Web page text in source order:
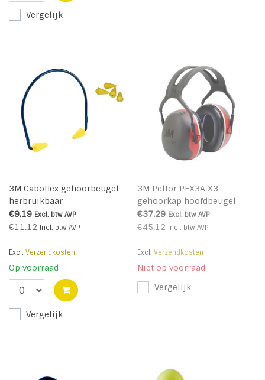
Vergelijk
3M Caboflex gehoorbeugel
herbruikbaar
€9,19 Excl. btw AVP
€11,12 Incl. btw AVP
Excl. Verzendkosten
Op voorraad
Vergelijk
3M Peltor PEX3A X3
gehoorkap hoofdbeugel
€37,29 Excl. btw AVP
€45,12 Incl. btw AVP
Excl. Verzendkosten
Niet op voorraad
Vergelijk